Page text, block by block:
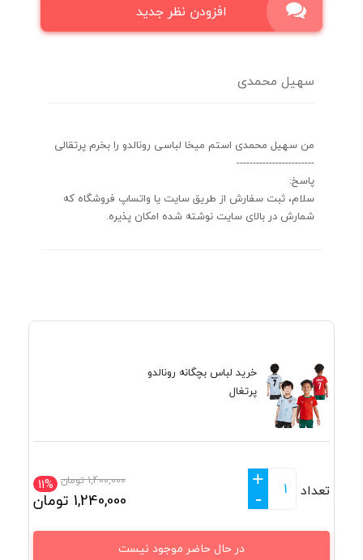
افزودن نظر جدید
سهیل محمدی
من سهیل محمدی استم میخا لباسی رونالدو را بخرم پرتقالی
------------------------
پاسخ:
سلام، ثبت سفارش از طریق سایت یا واتساپ فروشگاه که
شمارش در بالای سایت نوشته شده امکان پذیره.
خرید لباس بچگانه رونالدو
پرتغال
11% 1,400,000تومان
1,240,000 تومان تعداد
+
-
در حال حاضر موجود نیست